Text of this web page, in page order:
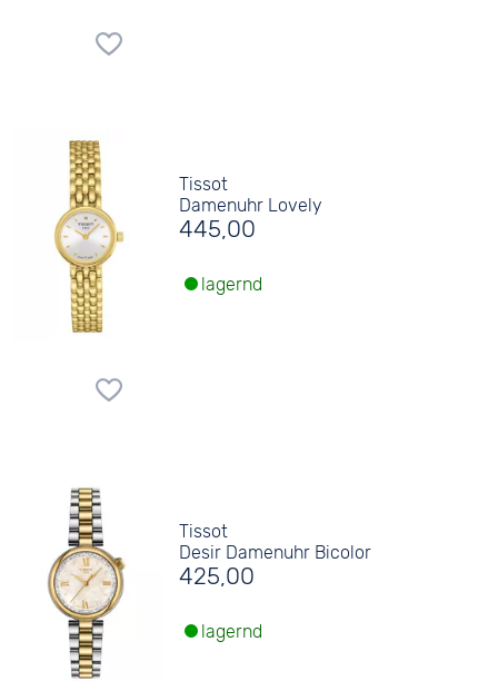
Tissot
Damenuhr Lovely
445,00
lagernd
Tissot
Desir Damenuhr Bicolor
425,00
lagernd